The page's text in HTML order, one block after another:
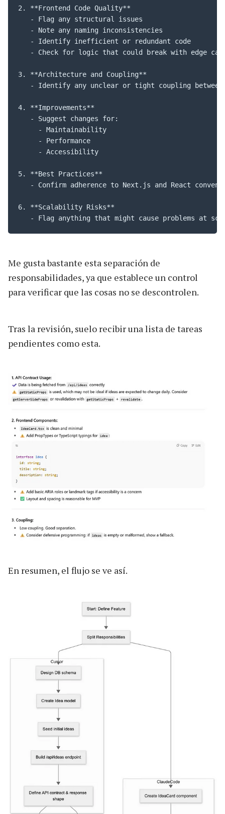
2. **Frontend Code Quality**
   - Flag any structural issues
   - Note any naming inconsistencies
   - Identify inefficient or redundant code
- Check for logic that could break with edge
3. **Architecture and Coupling**
- Identify any unclear or tight coupling
4. **Improvements**
   - Suggest changes for:
     - Maintainability
     - Performance
     - Accessibility
5. **Best Practices**
- Confirm adherence to Next.js and React
6. **Scalability Risks**
- Flag anything that might cause problems at
Me gusta bastante esta separación de
responsabilidades, ya que establece un control
para verificar que las cosas no se descontrolen.
Tras la revisión, suelo recibir una lista de tareas
pendientes como esta.
En resumen, el flujo se ve así.